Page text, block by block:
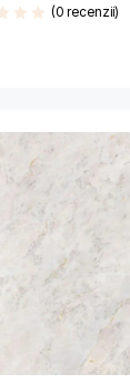
(0 recenzii)